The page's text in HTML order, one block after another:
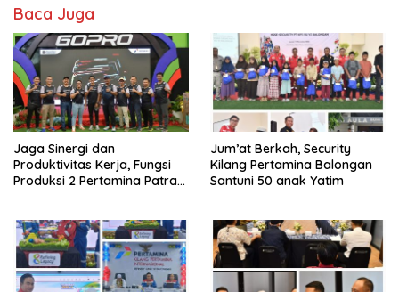
Baca Juga
Jaga Sinergi dan
Produktivitas Kerja, Fungsi
Produksi 2 Pertamina Patra
Jum’at Berkah, Security
Kilang Pertamina Balongan
Santuni 50 anak Yatim